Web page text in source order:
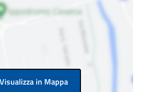
Visualizza in Mappa